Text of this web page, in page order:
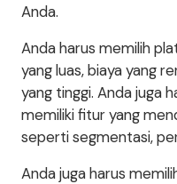
Anda.
Anda harus memilih
yang luas, biaya yang
yang tinggi. Anda juga
memiliki fitur yang
seperti segmentasi,
Anda juga harus